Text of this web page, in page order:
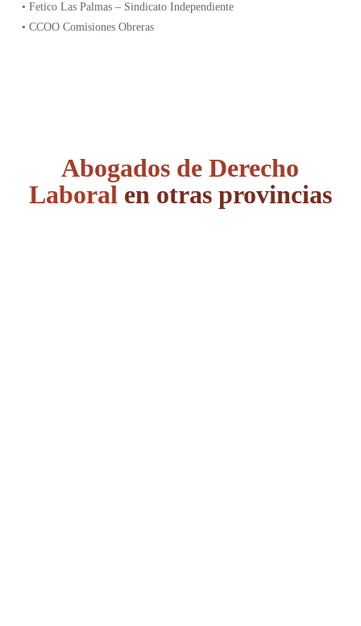
• Fetico Las Palmas – Sindicato Independiente
• CCOO Comisiones Obreras
Abogados de Derecho
Laboral en otras provincias